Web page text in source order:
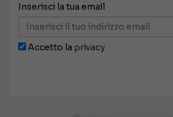
Inserisci la tua email
Accetto la privacy